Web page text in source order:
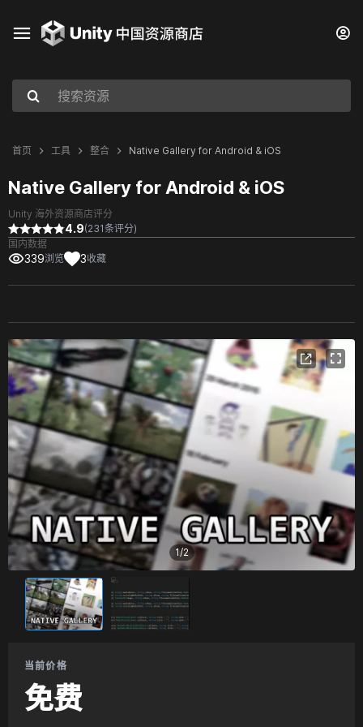
首页 工具 整合 Native Gallery for Android & iOS
Native Gallery for Android & iOS
Unity 海外资源商店评分
4.9(231条评分)
国内数据
339浏览 3收藏
1/2
当前价格
免费